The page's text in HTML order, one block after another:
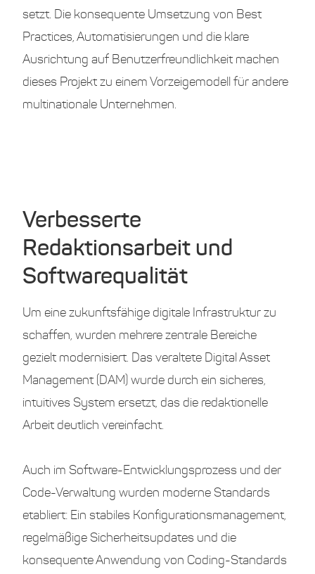
setzt. Die konsequente Umsetzung von Best
Practices, Automatisierungen und die klare
Ausrichtung auf Benutzerfreundlichkeit machen
dieses Projekt zu einem Vorzeigemodell für andere
multinationale Unternehmen.
Verbesserte
Redaktionsarbeit und
Softwarequalität
Um eine zukunftsfähige digitale Infrastruktur zu
schaffen, wurden mehrere zentrale Bereiche
gezielt modernisiert. Das veraltete Digital Asset
Management (DAM) wurde durch ein sicheres,
intuitives System ersetzt, das die redaktionelle
Arbeit deutlich vereinfacht.
Auch im Software-Entwicklungsprozess und der
Code-Verwaltung wurden moderne Standards
etabliert: Ein stabiles Konfigurationsmanagement,
regelmäßige Sicherheitsupdates und die
konsequente Anwendung von Coding-Standards